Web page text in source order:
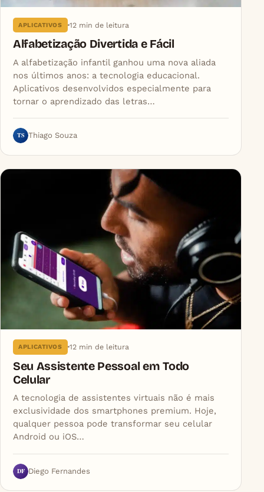
APLICATIVOS 12 min de leitura
Alfabetização Divertida e Fácil
A alfabetização infantil ganhou uma nova aliada
nos últimos anos: a tecnologia educacional.
Aplicativos desenvolvidos especialmente para
tornar o aprendizado das letras…
TS Thiago Souza
APLICATIVOS 12 min de leitura
Seu Assistente Pessoal em Todo
Celular
A tecnologia de assistentes virtuais não é mais
exclusividade dos smartphones premium. Hoje,
qualquer pessoa pode transformar seu celular
Android ou iOS…
DF Diego Fernandes